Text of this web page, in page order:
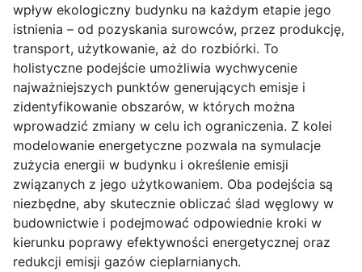
wpływ ekologiczny budynku na każdym etapie jego
istnienia – od pozyskania surowców, przez produkcję,
transport, użytkowanie, aż do rozbiórki. To
holistyczne podejście umożliwia wychwycenie
najważniejszych punktów generujących emisje i
zidentyfikowanie obszarów, w których można
wprowadzić zmiany w celu ich ograniczenia. Z kolei
modelowanie energetyczne pozwala na symulacje
zużycia energii w budynku i określenie emisji
związanych z jego użytkowaniem. Oba podejścia są
niezbędne, aby skutecznie obliczać ślad węglowy w
budownictwie i podejmować odpowiednie kroki w
kierunku poprawy efektywności energetycznej oraz
redukcji emisji gazów cieplarnianych.